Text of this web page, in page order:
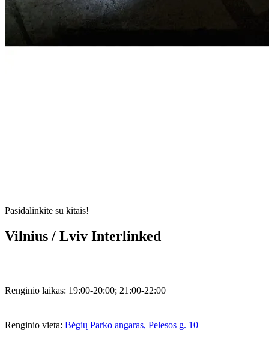
Pasidalinkite su kitais!
Vilnius / Lviv Interlinked
Renginio laikas: 19:00-20:00; 21:00-22:00
Renginio vieta: Bėgių Parko angaras, Pelesos g. 10